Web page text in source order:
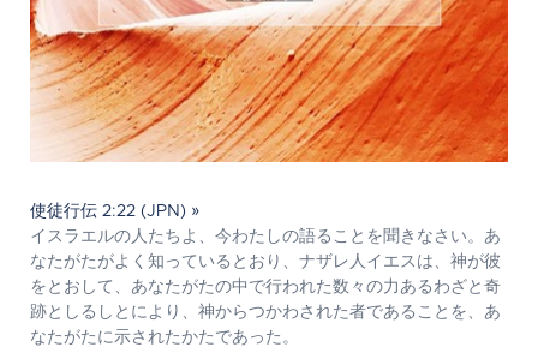
使徒行伝 2:22 (JPN) »
イスラエルの人たちよ、今わたしの語ることを聞きなさい。あ
なたがたがよく知っているとおり、ナザレ人イエスは、神が彼
をとおして、あなたがたの中で行われた数々の力あるわざと奇
跡としるしとにより、神からつかわされた者であることを、あ
なたがたに示されたかたであった。